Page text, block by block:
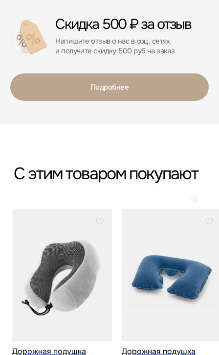
Дорожная подушка
Дорожная подушка
*Организация, запрещённая на территории РФ
Аксессуары
Дорожные сумки
Текстильные чемоданы
Для клиента
Акции и скидки